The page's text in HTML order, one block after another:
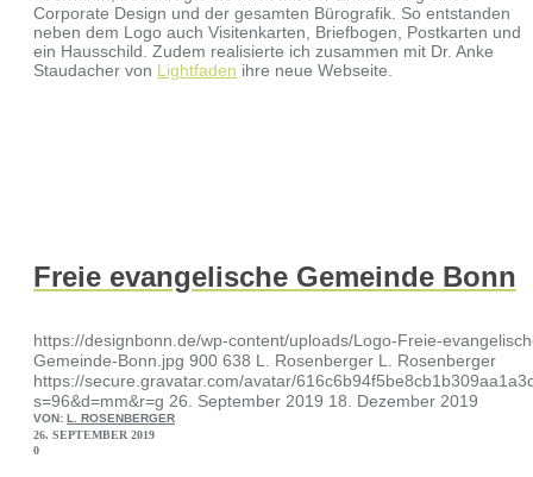
Corporate Design und der gesamten Bürografik. So entstanden
neben dem Logo auch Visitenkarten, Briefbogen, Postkarten und
ein Hausschild. Zudem realisierte ich zusammen mit Dr. Anke
Staudacher von Lightfaden ihre neue Webseite.
Freie evangelische Gemeinde Bonn
https://designbonn.de/wp-content/uploads/Logo-Freie-
Gemeinde-Bonn.jpg 900 638 L. Rosenberger L. Rosenberger
https://secure.gravatar.com/avatar/
s=96&d=mm&r=g 26. September 2019 18. Dezember 2019
VON: L. ROSENBERGER
26. SEPTEMBER 2019
0